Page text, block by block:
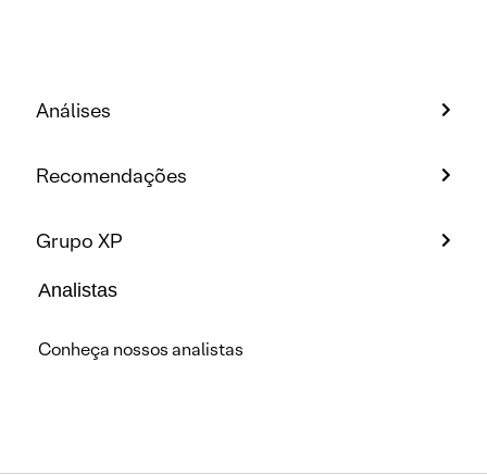
Análises
Recomendações
Grupo XP
Analistas
Conheça nossos analistas